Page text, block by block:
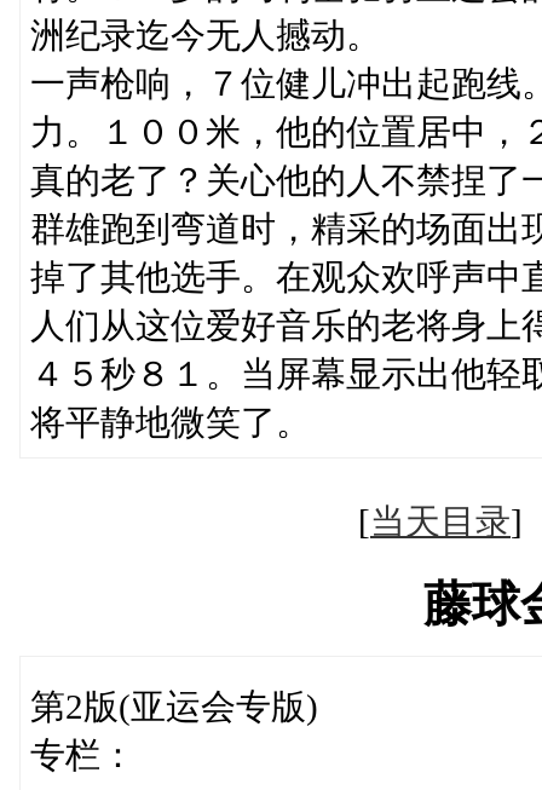
洲纪录迄今无人撼动。
一声枪响，７位健儿冲出起跑线
力。１００米，他的位置居中，
真的老了？关心他的人不禁捏了
群雄跑到弯道时，精采的场面出
掉了其他选手。在观众欢呼声中
人们从这位爱好音乐的老将身上
４５秒８１。当屏幕显示出他
将平静地微笑了。
[当天目录
藤球
第2版(亚运会专版)
专栏：